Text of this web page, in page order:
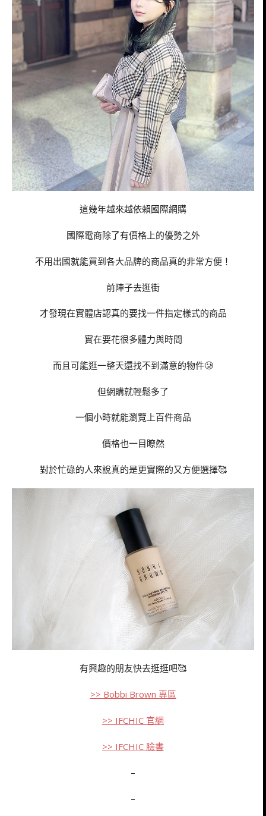
這幾年越來越依賴國際網購
國際電商除了有價格上的優勢之外
不用出國就能買到各大品牌的商品真的非常方便！
前陣子去逛街
才發現在實體店認真的要找一件指定樣式的商品
實在要花很多體力與時間
而且可能逛一整天還找不到滿意的物件🥲
但網購就輕鬆多了
一個小時就能瀏覽上百件商品
價格也一目瞭然
對於忙碌的人來說真的是更實際的又方便選擇🥰
有興趣的朋友快去逛逛吧🥰
>> Bobbi Brown 專區
>> IFCHIC 官網
>> IFCHIC 臉書
–
–